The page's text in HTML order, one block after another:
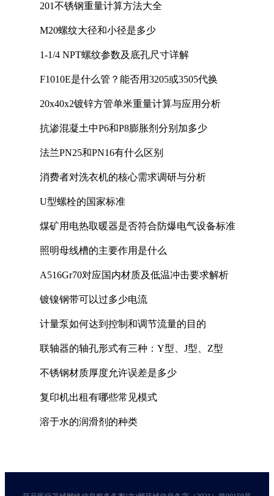
201不锈钢重量计算方法大全
M20螺纹大径和小径是多少
1-1/4 NPT螺纹参数及底孔尺寸详解
F1010E是什么管？能否用3205或3505代换
20x40x2镀锌方管单米重量计算与应用分析
抗渗混凝土中P6和P8膨胀剂分别加多少
法兰PN25和PN16有什么区别
消费者对洗衣机的核心需求调研与分析
U型螺栓的国家标准
煤矿用电热取暖器是否符合防爆电气设备标准
照明母线槽的主要作用是什么
A516Gr70对应国内材质及低温冲击要求解析
镀镍钢带可以过多少电流
计量泵如何达到控制和调节流量的目的
联轴器的轴孔形式有三种：Y型、J型、Z型
不锈钢材质厚度允许误差是多少
复印机出租有哪些常见模式
溶于水的润滑剂的种类